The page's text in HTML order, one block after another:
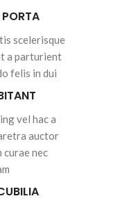
scelerisque
a parturient
felis in dui
vel hac a
auctor
curae nec